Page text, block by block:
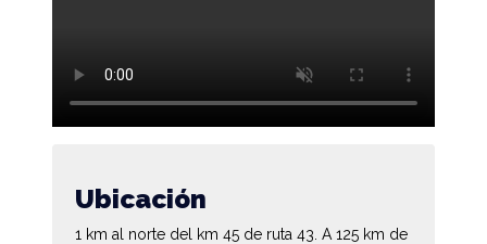
Ubicación
1 km al norte del km 45 de ruta 43. A 125 km de